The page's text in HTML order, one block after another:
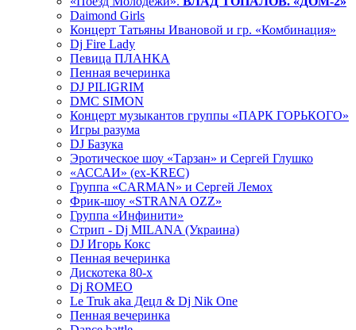
Daimond Girls
Концерт Татьяны Ивановой и гр. «Комбинация»
Dj Fire Lady
Певица ПЛАНКА
Пенная вечеринка
DJ PILIGRIM
DMC SIMON
Концерт музыкантов группы «ПАРК ГОРЬКОГО»
Игры разума
DJ Базука
Эротическое шоу «Тарзан» и Сергей Глушко
«АССАИ» (ex-KREC)
Группа «CARMAN» и Сергей Лемох
Фрик-шоу «STRANA OZZ»
Группа «Инфинити»
Стрип - Dj MILANA (Украина)
DJ Игорь Кокс
Пенная вечеринка
Дискотека 80-х
Dj ROMEO
Le Truk aka Децл & Dj Nik One
Пенная вечеринка